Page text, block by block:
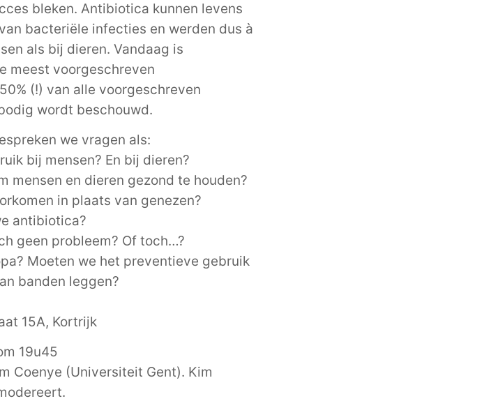
bleken. Antibiotica kunnen levens
bacteriële infecties en werden dus à
als bij dieren. Vandaag is
meest voorgeschreven
(!) van alle voorgeschreven
wordt beschouwd.
we vragen als:
bij mensen? En bij dieren?
mensen en dieren gezond te houden?
in plaats van genezen?
antibiotica?
geen probleem? Of toch…?
Moeten we het preventieve gebruik
banden leggen?
15A, Kortrijk
19u45
Coenye (Universiteit Gent). Kim